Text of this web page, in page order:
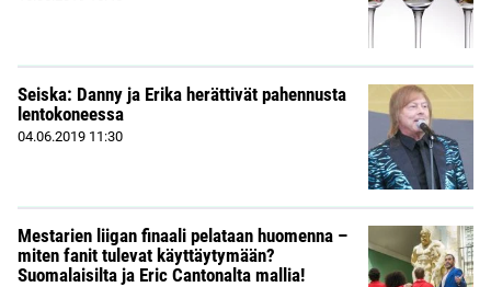
Seiska: Danny ja Erika herättivät pahennusta
lentokoneessa
04.06.2019 11:30
Mestarien liigan finaali pelataan huomenna –
miten fanit tulevat käyttäytymään?
Suomalaisilta ja Eric Cantonalta mallia!